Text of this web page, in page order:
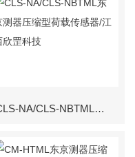
CLS-NA/CLS-NBTML东京测器压缩型荷载传感器/江西欣罡科技